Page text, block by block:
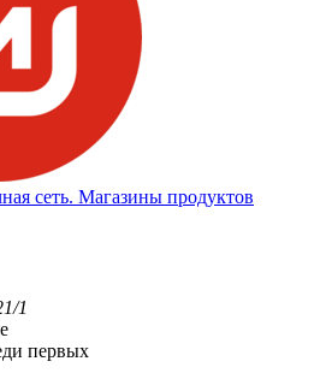
сеть. Магазины продуктов
1
первых